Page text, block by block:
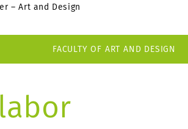
– Art and Design
FACULTY OF ART AND DESIGN